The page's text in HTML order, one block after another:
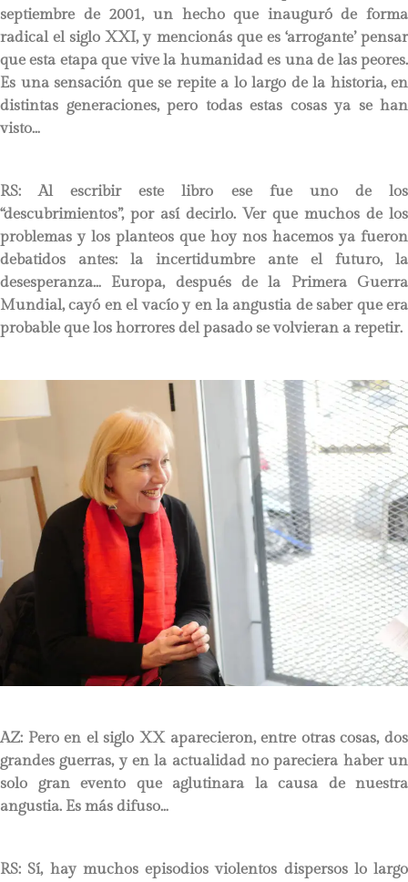
septiembre de 2001, un hecho que inauguró de forma
radical el siglo XXI, y mencionás que es ‘arrogante’ pensar
que esta etapa que vive la humanidad es una de las peores.
Es una sensación que se repite a lo largo de la historia, en
distintas generaciones, pero todas estas cosas ya se han
visto…
RS: Al escribir este libro ese fue uno de los
“descubrimientos”, por así decirlo. Ver que muchos de los
problemas y los planteos que hoy nos hacemos ya fueron
debatidos antes: la incertidumbre ante el futuro, la
desesperanza… Europa, después de la Primera Guerra
Mundial, cayó en el vacío y en la angustia de saber que era
probable que los horrores del pasado se volvieran a repetir.
AZ: Pero en el siglo XX aparecieron, entre otras cosas, dos
grandes guerras, y en la actualidad no pareciera haber un
solo gran evento que aglutinara la causa de nuestra
angustia. Es más difuso…
RS: Sí, hay muchos episodios violentos dispersos lo largo